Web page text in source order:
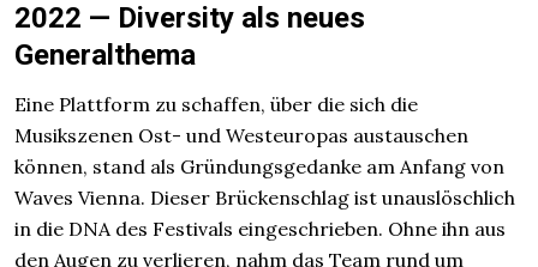
2022 — Diversity als neues
Generalthema
Eine Plattform zu schaffen, über die sich die
Musikszenen Ost- und Westeuropas austauschen
können, stand als Gründungsgedanke am Anfang von
Waves Vienna. Dieser Brückenschlag ist unauslöschlich
in die DNA des Festivals eingeschrieben. Ohne ihn aus
den Augen zu verlieren, nahm das Team rund um